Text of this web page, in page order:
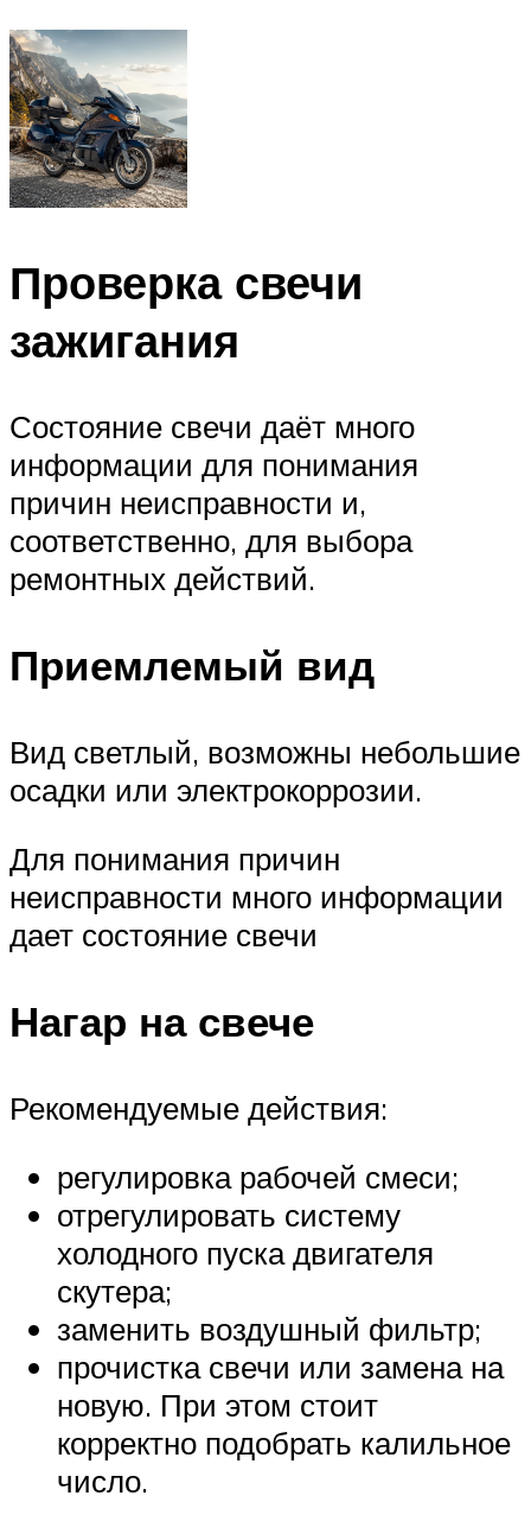
Проверка свечи
зажигания
Состояние свечи даёт много
информации для понимания
причин неисправности и,
соответственно, для выбора
ремонтных действий.
Приемлемый вид
Вид светлый, возможны небольшие
осадки или электрокоррозии.
Для понимания причин
неисправности много информации
дает состояние свечи
Нагар на свече
Рекомендуемые действия:
регулировка рабочей смеси;
отрегулировать систему
холодного пуска двигателя
скутера;
заменить воздушный фильтр;
прочистка свечи или замена на
новую. При этом стоит
корректно подобрать калильное
число.